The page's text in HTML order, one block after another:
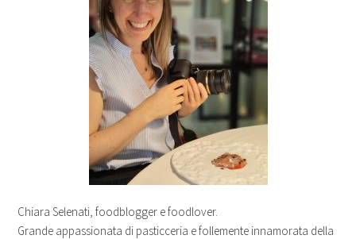
Chiara Selenati, foodblogger e foodlover.
Grande appassionata di pasticceria e follemente innamorata della